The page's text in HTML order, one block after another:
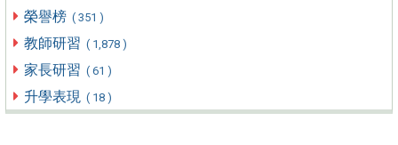
榮譽榜 ( 351 )
教師研習 ( 1,878 )
家長研習 ( 61 )
升學表現 ( 18 )